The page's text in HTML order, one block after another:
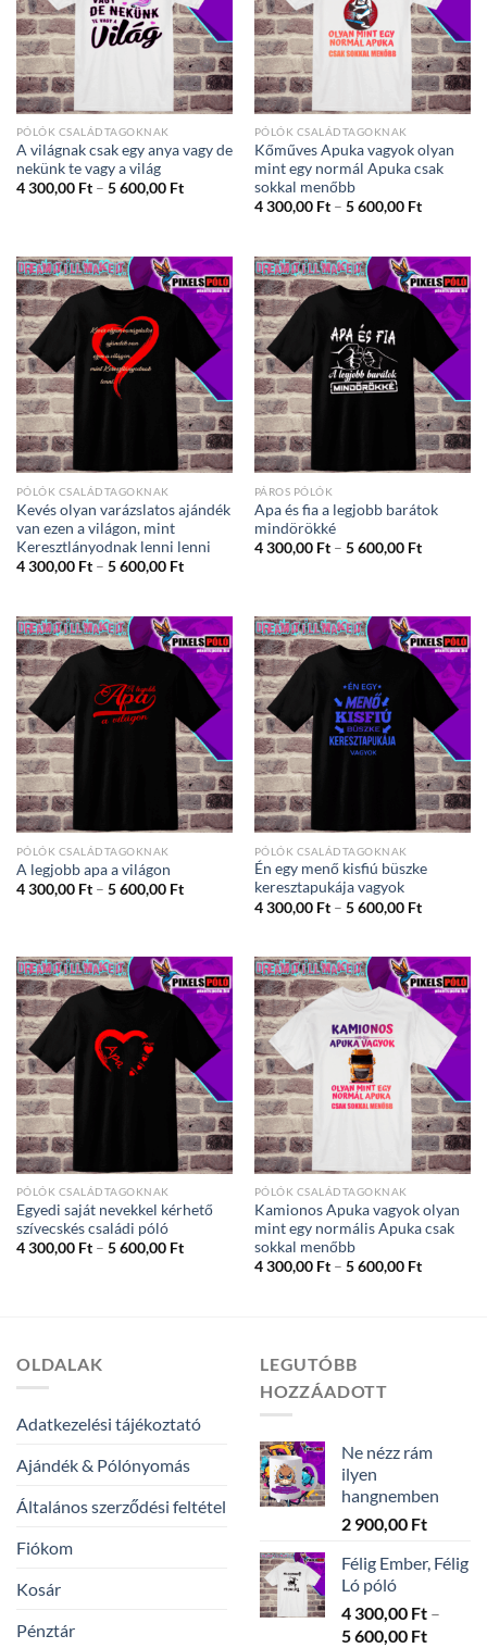
PÓLÓK CSALÁDTAGOKNAK
A világnak csak egy anya vagy de
nekünk te vagy a világ
4 300,00 Ft – 5 600,00 FtÁrtartomány:
600,00 Ft
PÓLÓK CSALÁDTAGOKNAK
Kőműves Apuka vagyok olyan
mint egy normál Apuka csak
sokkal menőbb
4 300,00 Ft – 5 600,00 Ft
5
600,00 Ft
PÓLÓK CSALÁDTAGOKNAK
Kevés olyan varázslatos ajándék
van ezen a világon, mint
Keresztlányodnak lenni lenni
4 300,00 Ft – 5 600,00 FtÁrtartomány:
5
600,00 Ft
PÁROS PÓLÓK
Apa és fia a legjobb barátok
mindörökké
4 300,00 Ft – 5 600,00 Ft
600,00 Ft
PÓLÓK CSALÁDTAGOKNAK
A legjobb apa a világon
4 300,00 Ft – 5 600,00 FtÁrtartomány:
600,00 Ft
PÓLÓK CSALÁDTAGOKNAK
Én egy menő kisfiú büszke
keresztapukája vagyok
4 300,00 Ft – 5 600,00 Ft
5
600,00 Ft
PÓLÓK CSALÁDTAGOKNAK
Egyedi saját nevekkel kérhető
szívecskés családi póló
4 300,00 Ft – 5 600,00 FtÁrtartomány:
PÓLÓK CSALÁDTAGOKNAK
Kamionos Apuka vagyok olyan
mint egy normális Apuka csak
sokkal menőbb
4 300,00 Ft – 5 600,00 Ft
OLDALAK
Adatkezelési tájékoztató
Ajándék & Pólónyomás
Általános szerződési feltétel
Fiókom
Kosár
Pénztár
LEGUTÓBB
HOZZÁADOTT
Ne nézz rám
ilyen
hangnemben
2 900,00 Ft
Félig Ember, Félig
Ló póló
4 300,00 Ft –
5 600,00 Ft